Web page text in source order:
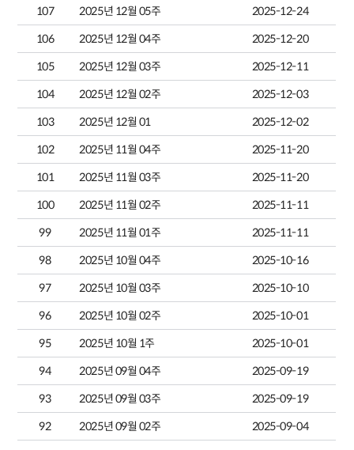
107
2025년 12월 05주
2025-12-24
106
2025년 12월 04주
2025-12-20
105
2025년 12월 03주
2025-12-11
104
2025년 12월 02주
2025-12-03
103
2025년 12월 01
2025-12-02
102
2025년 11월 04주
2025-11-20
101
2025년 11월 03주
2025-11-20
100
2025년 11월 02주
2025-11-11
99
2025년 11월 01주
2025-11-11
98
2025년 10월 04주
2025-10-16
97
2025년 10월 03주
2025-10-10
96
2025년 10월 02주
2025-10-01
95
2025년 10월 1주
2025-10-01
94
2025년 09월 04주
2025-09-19
93
2025년 09월 03주
2025-09-19
92
2025년 09월 02주 2025-09-04